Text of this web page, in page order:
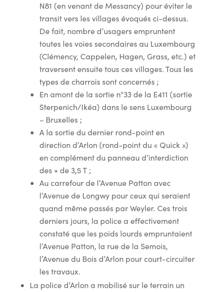
N81 (en venant de Messancy) pour éviter le
transit vers les villages évoqués ci-dessus.
De fait, nombre d’usagers empruntent
toutes les voies secondaires au Luxembourg
(Clémency, Cappelen, Hagen, Grass, etc.) et
traversent ensuite tous ces villages. Tous les
types de charrois sont concernés ;
En amont de la sortie n°33 de la E411 (sortie
Sterpenich/Ikéa) dans le sens Luxembourg
– Bruxelles ;
A la sortie du dernier rond-point en
direction d’Arlon (rond-point du « Quick »)
en complément du panneau d’interdiction
des + de 3,5 T ;
Au carrefour de l’Avenue Patton avec
l’Avenue de Longwy pour ceux qui seraient
quand même passés par Weyler. Ces trois
derniers jours, la police a effectivement
constaté que les poids lourds empruntaient
l’Avenue Patton, la rue de la Semois,
l’Avenue du Bois d’Arlon pour court-circuiter
les travaux.
La police d’Arlon a mobilisé sur le terrain un